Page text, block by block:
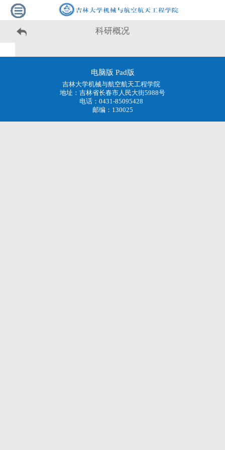
科研概况
电脑版 Pad版
吉林大学机械与航空航天工程学院
地址：吉林省长春市人民大街5988号
电话：0431-85095428
邮编：130025